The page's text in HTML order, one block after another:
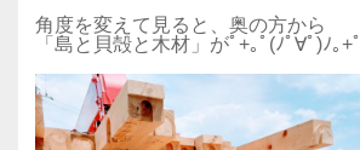
角度を変えて見ると、奥の方から
「島と貝殻と木材」がﾟ+｡ﾟ(ﾉﾟ∀ﾟ)ﾉ｡+ﾟ